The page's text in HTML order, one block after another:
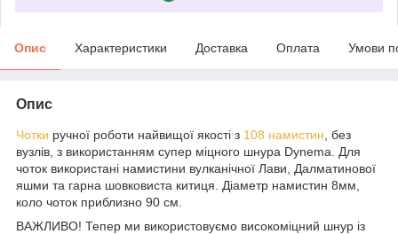
Опис Характеристики Доставка Оплата Умови
Опис
Чотки ручної роботи найвищої якості з 108 намистин , без
вузлів, з використанням супер міцного шнура Dynema. Для
чоток використані намистини вулканічної Лави, Далматинової
яшми та гарна шовковиста китиця. Діаметр намистин 8мм,
коло чоток приблизно 90 см.
ВАЖЛИВО! Тепер ми використовуємо високоміцний шнур із